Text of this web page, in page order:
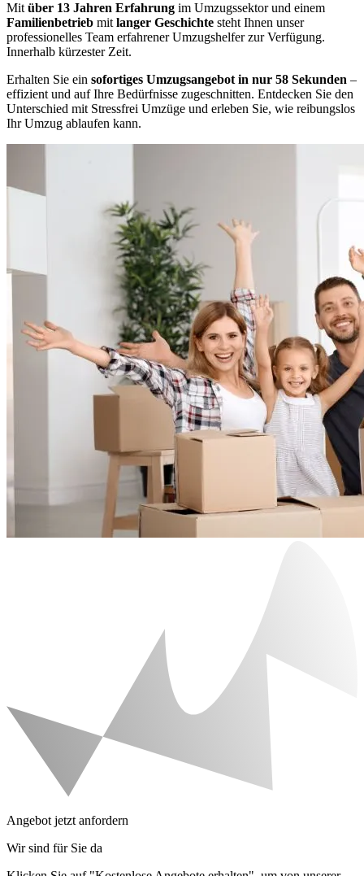
Mit über 13 Jahren Erfahrung im Umzugssektor und einem
Familienbetrieb mit langer Geschichte steht Ihnen unser
professionelles Team erfahrener Umzugshelfer zur Verfügung.
Innerhalb kürzester Zeit.
Erhalten Sie ein sofortiges Umzugsangebot in nur 58 Sekunden –
effizient und auf Ihre Bedürfnisse zugeschnitten. Entdecken Sie den
Unterschied mit Stressfrei Umzüge und erleben Sie, wie reibungslos
Ihr Umzug ablaufen kann.
Angebot jetzt anfordern
Wir sind für Sie da